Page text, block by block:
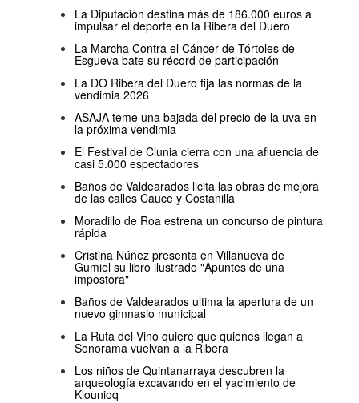
La Diputación destina más de 186.000 euros a
impulsar el deporte en la Ribera del Duero
La Marcha Contra el Cáncer de Tórtoles de
Esgueva bate su récord de participación
La DO Ribera del Duero fija las normas de la
vendimia 2026
ASAJA teme una bajada del precio de la uva en
la próxima vendimia
El Festival de Clunia cierra con una afluencia de
casi 5.000 espectadores
Baños de Valdearados licita las obras de mejora
de las calles Cauce y Costanilla
Moradillo de Roa estrena un concurso de pintura
rápida
Cristina Núñez presenta en Villanueva de
Gumiel su libro ilustrado "Apuntes de una
impostora"
Baños de Valdearados ultima la apertura de un
nuevo gimnasio municipal
La Ruta del Vino quiere que quienes llegan a
Sonorama vuelvan a la Ribera
Los niños de Quintanarraya descubren la
arqueología excavando en el yacimiento de
Klounioq